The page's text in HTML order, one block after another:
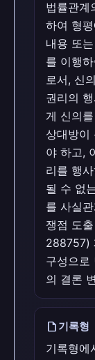
법률관계
하여 형
내용 또
를 이행
로서, 신
권리의
게 신의
상대방이
야 하고,
리를 행
될 수 없
를 사실
쟁점 도
288757)
구성으로
의 결론
draft 기록형
기록형에